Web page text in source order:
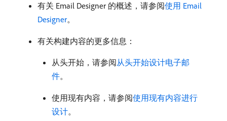
有关 Email Designer 的概述，请参阅使用 Email
Designer。
有关构建内容的更多信息：
从头开始，请参阅从头开始设计电子邮
件。
使用现有内容，请参阅使用现有内容进行
设计。